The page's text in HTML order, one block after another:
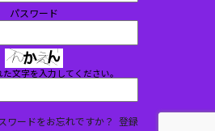
パスワード
た文字を入力してください。
ワードをお忘れですか？ 登録